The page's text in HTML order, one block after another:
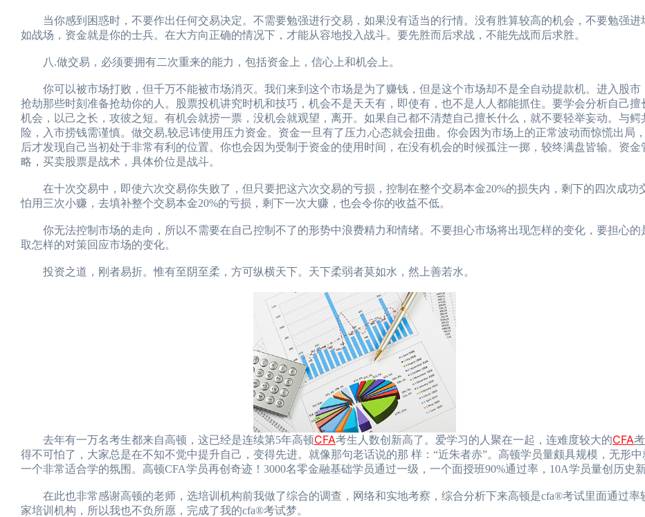
当你感到困惑时，不要作出任何交易决定。不需要勉强进行交易，如果没有适当的行情。没有胜算较高的机会，不要勉强进
如战场，资金就是你的士兵。在大方向正确的情况下，才能从容地投入战斗。要先胜而后求战，不能先战而后求胜。
八.做交易，必须要拥有二次重来的能力，包括资金上，信心上和机会上。
你可以被市场打败，但千万不能被市场消灭。我们来到这个市场是为了赚钱，但是这个市场却不是全自动提款机。进入股市
抢劫那些时刻准备抢劫你的人。股票投机讲究时机和技巧，机会不是天天有，即使有，也不是人人都能抓住。要学会分析自己擅
机会，以己之长，攻彼之短。有机会就捞一票，没机会就观望，离开。如果自己都不清楚自己擅长什么，就不要轻举妄动。与鳄
险，入市捞钱需谨慎。做交易,较忌讳使用压力资金。资金一旦有了压力,心态就会扭曲。你会因为市场上的正常波动而惊慌出局
后才发现自己当初处于非常有利的位置。你也会因为受制于资金的使用时间，在没有机会的时候孤注一掷，较终满盘皆输。资金
略，买卖股票是战术，具体价位是战斗。
在十次交易中，即使六次交易你失败了，但只要把这六次交易的亏损，控制在整个交易本金20%的损失内，剩下的四次成功
怕用三次小赚，去填补整个交易本金20%的亏损，剩下一次大赚，也会令你的收益不低。
你无法控制市场的走向，所以不需要在自己控制不了的形势中浪费精力和情绪。不要担心市场将出现怎样的变化，要担心的
取怎样的对策回应市场的变化。
投资之道，刚者易折。惟有至阴至柔，方可纵横天下。天下柔弱者莫如水，然上善若水。
去年有一万名考生都来自高顿，这已经是连续第5年高顿CFA考生人数创新高了。爱学习的人聚在一起，连难度较大的CFA
得不可怕了，大家总是在不知不觉中提升自己，变得先进。就像那句老话说的那 样：“近朱者赤”。高顿学员量颇具规模，无形中
一个非常适合学的氛围。高顿CFA学员再创奇迹！3000名零金融基础学员通过一级，一个面授班90%通过率，10A学员量创历史新
在此也非常感谢高顿的老师，选培训机构前我做了综合的调查，网络和实地考察，综合分析下来高顿是cfa®考试里面通过率
家培训机构，所以我也不负所愿，完成了我的cfa®考试梦。
（CFA）认证考试介绍